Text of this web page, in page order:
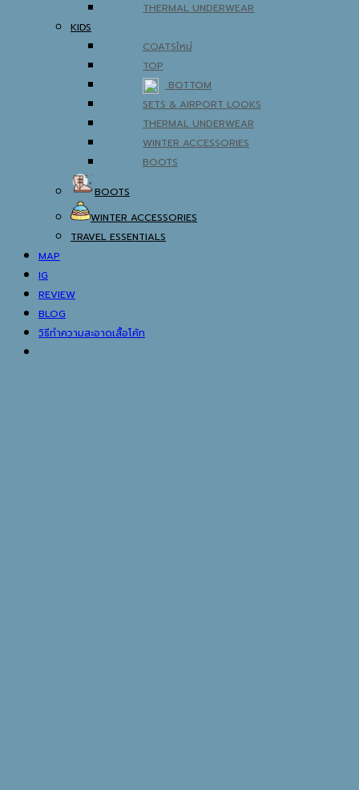
THERMAL UNDERWEAR
KIDS
COATS
TOP
BOTTOM
SETS & AIRPORT LOOKS
THERMAL UNDERWEAR
WINTER ACCESSORIES
BOOTS
BOOTS
WINTER ACCESSORIES
TRAVEL ESSENTIALS
MAP
IG
REVIEW
BLOG
วิธีทำความสะอาดเสื้อโค้ท